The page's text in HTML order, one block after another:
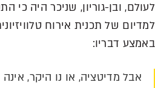
לעולם, ובן-גוריון, שניכר היה
למדיום של תכנית אירוח
באמצע דבריו:
אבל מדיטציה, או נו היקר,